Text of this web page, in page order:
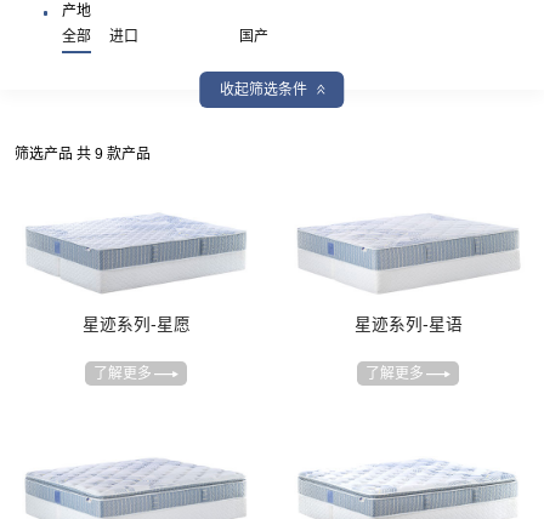
产地
全部
进口 国产
收起筛选条件
筛选产品 共 9 款产品
星迹系列-星愿
了解更多
星迹系列-星语
了解更多